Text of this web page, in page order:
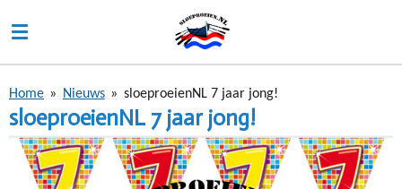
direct
naar
hoofdinhoud
Home » Nieuws » sloeproeienNL 7 jaar jong!
sloeproeienNL 7 jaar jong!